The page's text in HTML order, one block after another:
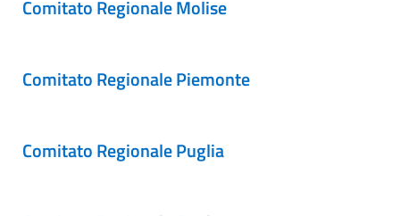
Comitato Regionale Molise
Comitato Regionale Piemonte
Comitato Regionale Puglia